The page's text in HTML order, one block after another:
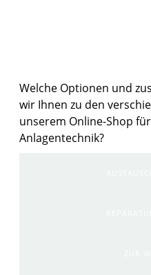
Welche Optionen und
wir Ihnen zu den
unserem Online-Shop
Anlagentechnik?